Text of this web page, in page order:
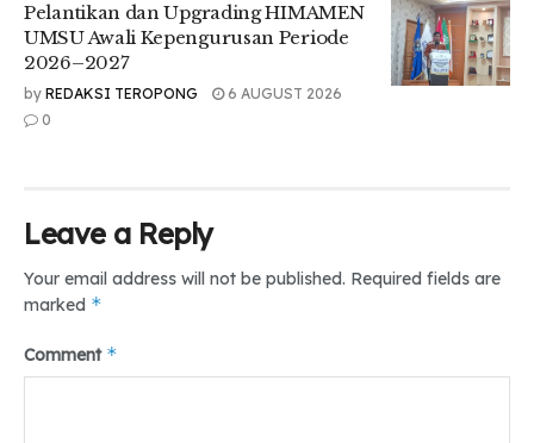
Pelantikan dan Upgrading HIMAMEN
UMSU Awali Kepengurusan Periode
2026–2027
by REDAKSI TEROPONG
6 AUGUST 2026
0
Leave a Reply
Your email address will not be published. Required fields are
marked *
Comment *